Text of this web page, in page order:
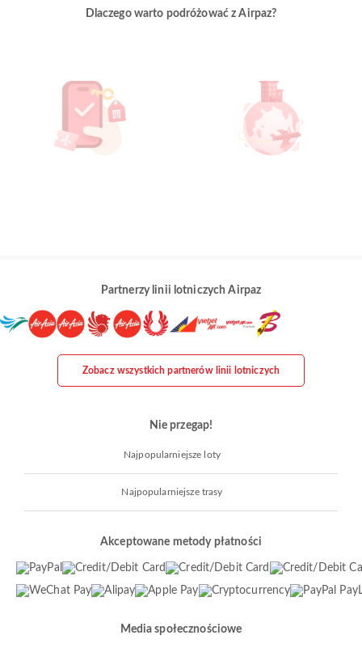
Dlaczego warto podróżować z Airpaz?
Partnerzy linii lotniczych Airpaz
Zobacz wszystkich partnerów linii lotniczych
Nie przegap!
Najpopularniejsze loty
Najpopularniejsze trasy
Akceptowane metody płatności
Media społecznościowe